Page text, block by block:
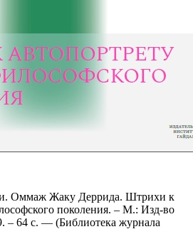
Оммаж Жаку Деррида. Штрихи к
поколения. – М.: Изд-во
– 64 с. — (Библиотека журнала